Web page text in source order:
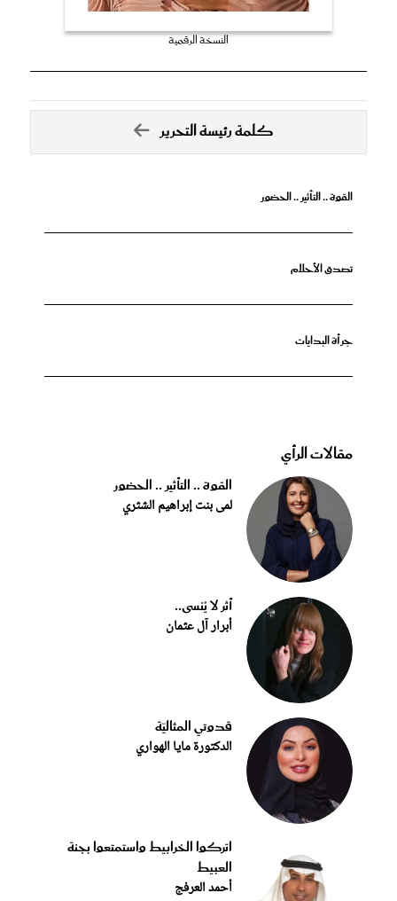
النسخة الرقمية
كلمة رئيسة التحرير
القوة .. التأثير .. الحضور
تصدق الأحلام
جرأة البدايات
مقالات الرأي
القوة .. التأثير .. الحضور
لمى بنت إبراهيم الشثري
أثر لا يُنسى..
أبرار آل عثمان
قدوتي المثاليّة
الدكتورة مايا الهواري
اتركوا الخرابيط واستمتعوا بجنة
العبيط
أحمد العرفج